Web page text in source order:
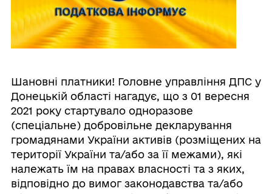
Шановні платники! Головне управління ДПС у
Донецькій області нагадує, що з 01 вересня
2021 року стартувало одноразове
(спеціальне) добровільне декларування
громадянами України активів (розміщених на
території України та/або за її межами), які
належать їм на правах власності та з яких,
відповідно до вимог законодавства та/або